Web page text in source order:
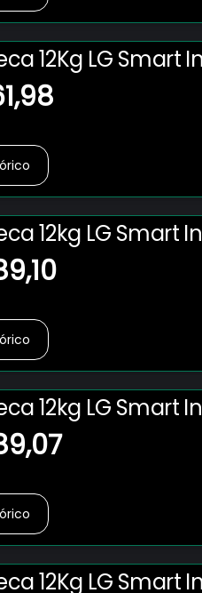
12Kg LG Smart
de Lavagem -
12kg LG Smart
de Lavagem -
12kg LG Smart
de Lavagem -
12Kg LG Smart